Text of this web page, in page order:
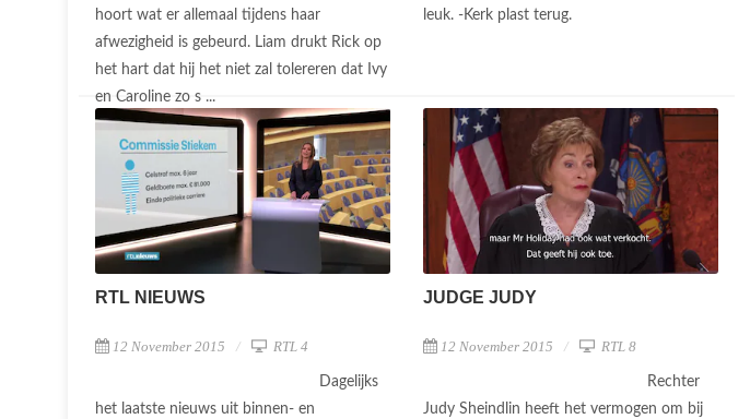
hoort wat er allemaal tijdens haar
afwezigheid is gebeurd. Liam drukt Rick op
het hart dat hij het niet zal tolereren dat Ivy
en Caroline zo s ...
leuk. -Kerk plast terug.
RTL NIEUWS
12 November 2015 RTL 4
Dagelijks
het laatste nieuws uit binnen- en
JUDGE JUDY
12 November 2015 RTL 8
Rechter
Judy Sheindlin heeft het vermogen om bij